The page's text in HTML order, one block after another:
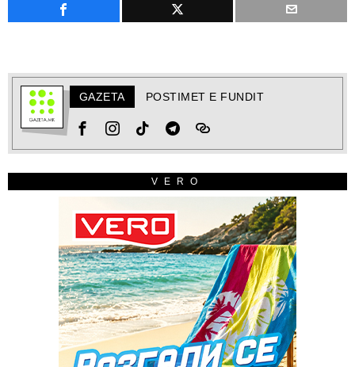
GAZETA POSTIMET E FUNDIT
VERO